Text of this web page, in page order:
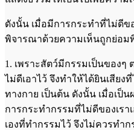
ดังนั้น เมื่อมีการกระทำที่ไม่ดีข
พิจารณาด้วยความเห็นถูกย่อม
1. เพราะสัตว์มีกรรมเป็นของๆ
ไม่ดีเอาไว้ จึงทำให้ได้ยินเสีย
ทางกาย เป็นต้น ดังนั้น เมื่อเป็
การกระทำกรรมที่ไม่ดีของเรา
เองที่ทำกรรมไว้ จึงไม่ควรทำ